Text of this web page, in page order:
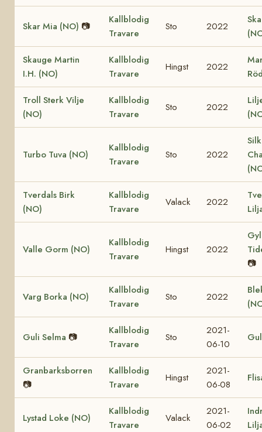
Skar Mia (NO) 📷
Kallblodig
Travare
Sto 2022
Skauge Martin
I.H. (NO)
Kallblodig
Travare
Hingst 2022
Troll Sterk Vilje
(NO)
Kallblodig
Travare
Sto 2022
Turbo Tuva (NO)
Kallblodig
Travare
Sto 2022
Tverdals Birk
(NO)
Kallblodig
Travare
Valack 2022
Valle Gorm (NO)
Kallblodig
Travare
Hingst 2022
📷
Varg Borka (NO)
Kallblodig
Travare
Sto 2022
Guli Selma 📷
Kallblodig
Travare
Sto
2021-
06-10
Granbarksborren
📷
Kallblodig
Travare
Hingst
2021-
06-08
Lystad Loke (NO)
Kallblodig
Travare
Valack
2021-
06-02